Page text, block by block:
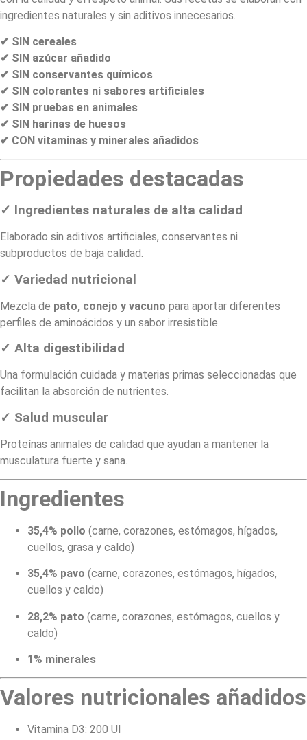
ingredientes naturales y sin aditivos innecesarios.
✔ SIN cereales
✔ SIN azúcar añadido
✔ SIN conservantes químicos
✔ SIN colorantes ni sabores artificiales
✔ SIN pruebas en animales
✔ SIN harinas de huesos
✔ CON vitaminas y minerales añadidos
Propiedades destacadas
✓ Ingredientes naturales de alta calidad
Elaborado sin aditivos artificiales, conservantes ni
subproductos de baja calidad.
✓ Variedad nutricional
Mezcla de pato, conejo y vacuno para aportar diferentes
perfiles de aminoácidos y un sabor irresistible.
✓ Alta digestibilidad
Una formulación cuidada y materias primas seleccionadas que
facilitan la absorción de nutrientes.
✓ Salud muscular
Proteínas animales de calidad que ayudan a mantener la
musculatura fuerte y sana.
Ingredientes
35,4% pollo (carne, corazones, estómagos, hígados,
cuellos, grasa y caldo)
35,4% pavo (carne, corazones, estómagos, hígados,
cuellos y caldo)
28,2% pato (carne, corazones, estómagos, cuellos y
caldo)
1% minerales
Valores nutricionales añadidos
Vitamina D3: 200 UI